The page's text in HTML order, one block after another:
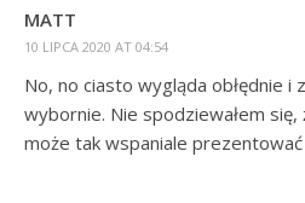
MATT
10 LIPCA 2020 AT 04:54
No, no ciasto wygląda obłędnie i
wybornie. Nie spodziewałem
może tak wspaniale